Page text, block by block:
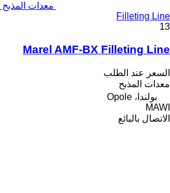
Filleting Line
13
Marel AMF-BX Filleting Line
السعر عند الطلب
معدات المذبح
بولندا، Opole
MAWI
الاتصال بالبائع